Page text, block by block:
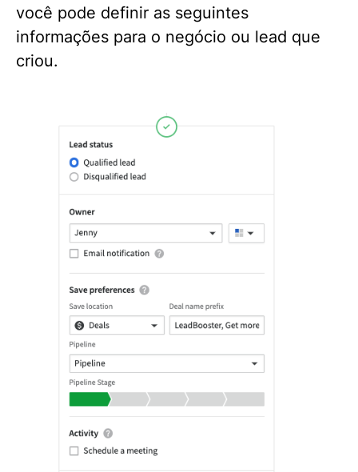
você pode definir as seguintes
informações para o negócio ou lead que
criou.